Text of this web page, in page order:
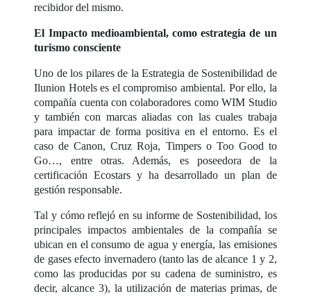
recibidor del mismo.
El Impacto medioambiental, como estrategia de un
turismo consciente
Uno de los pilares de la Estrategia de Sostenibilidad de
Ilunion Hotels es el compromiso ambiental. Por ello, la
compañía cuenta con colaboradores como WIM Studio
y también con marcas aliadas con las cuales trabaja
para impactar de forma positiva en el entorno. Es el
caso de Canon, Cruz Roja, Timpers o Too Good to
Go…, entre otras. Además, es poseedora de la
certificación Ecostars y ha desarrollado un plan de
gestión responsable.
Tal y cómo reflejó en su informe de Sostenibilidad, los
principales impactos ambientales de la compañía se
ubican en el consumo de agua y energía, las emisiones
de gases efecto invernadero (tanto las de alcance 1 y 2,
como las producidas por su cadena de suministro, es
decir, alcance 3), la utilización de materias primas, de